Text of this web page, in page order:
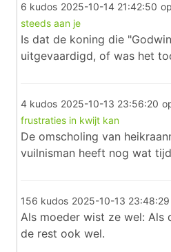
6 kudos 2025-10-14 21:42:50 op
steeds aan je
Is dat de koning die
uitgevaardigd, of was het
4 kudos 2025-10-13 23:56:20
frustraties in kwijt kan
De omscholing van
vuilnisman heeft nog wat
156 kudos 2025-10-13 23:48:29
Als moeder wist ze wel: Als
de rest ook wel.